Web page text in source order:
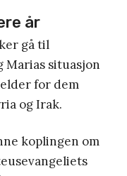
år
gå til
Marias situasjon
for dem
og Irak.
koplingen om